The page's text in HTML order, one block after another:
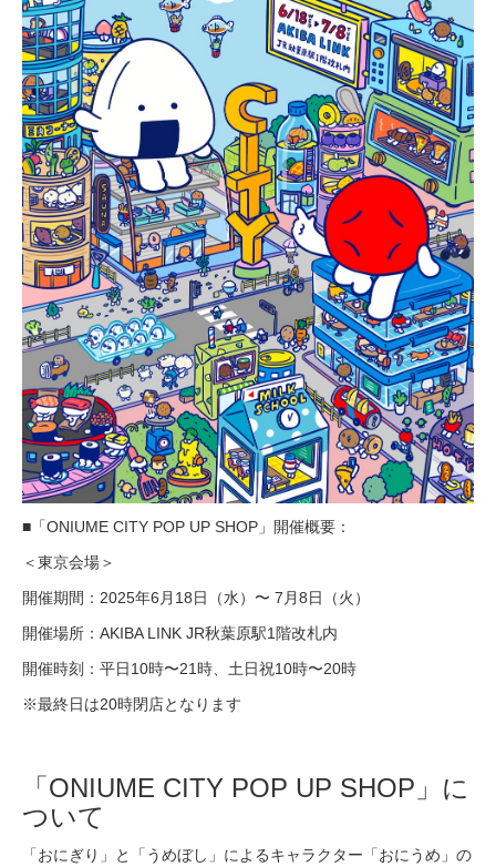
■「ONIUME CITY POP UP SHOP」開催概要：
＜東京会場＞
開催期間：2025年6月18日（水）〜 7月8日（火）
開催場所：AKIBA LINK JR秋葉原駅1階改札内
開催時刻：平日10時〜21時、土日祝10時〜20時
※最終日は20時閉店となります
「ONIUME CITY POP UP SHOP」に
ついて
「おにぎり」と「うめぼし」によるキャラクター「おにうめ」の